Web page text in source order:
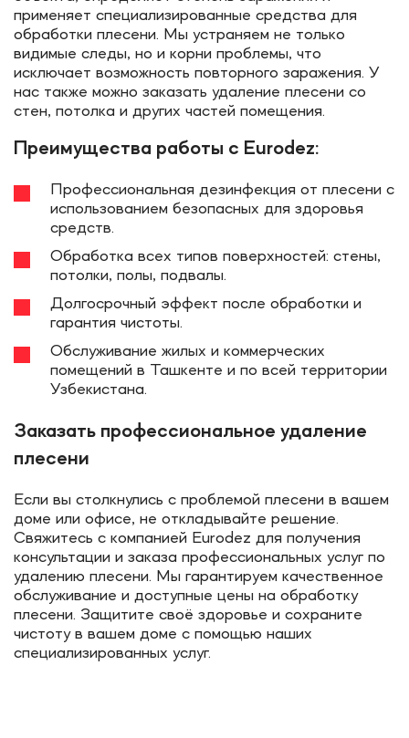
применяет специализированные средства для
обработки плесени. Мы устраняем не только
видимые следы, но и корни проблемы, что
исключает возможность повторного заражения. У
нас также можно заказать удаление плесени со
стен, потолка и других частей помещения.
Преимущества работы с Eurodez:
Профессиональная дезинфекция от плесени с
использованием безопасных для здоровья
средств.
Обработка всех типов поверхностей: стены,
потолки, полы, подвалы.
Долгосрочный эффект после обработки и
гарантия чистоты.
Обслуживание жилых и коммерческих
помещений в Ташкенте и по всей территории
Узбекистана.
Заказать профессиональное удаление
плесени
Если вы столкнулись с проблемой плесени в вашем
доме или офисе, не откладывайте решение.
Свяжитесь с компанией Eurodez для получения
консультации и заказа профессиональных услуг по
удалению плесени. Мы гарантируем качественное
обслуживание и доступные цены на обработку
плесени. Защитите своё здоровье и сохраните
чистоту в вашем доме с помощью наших
специализированных услуг.